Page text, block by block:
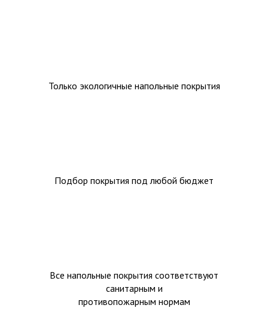
Только экологичные напольные покрытия
Подбор покрытия под любой бюджет
Все напольные покрытия соответствуют
санитарным и
противопожарным нормам